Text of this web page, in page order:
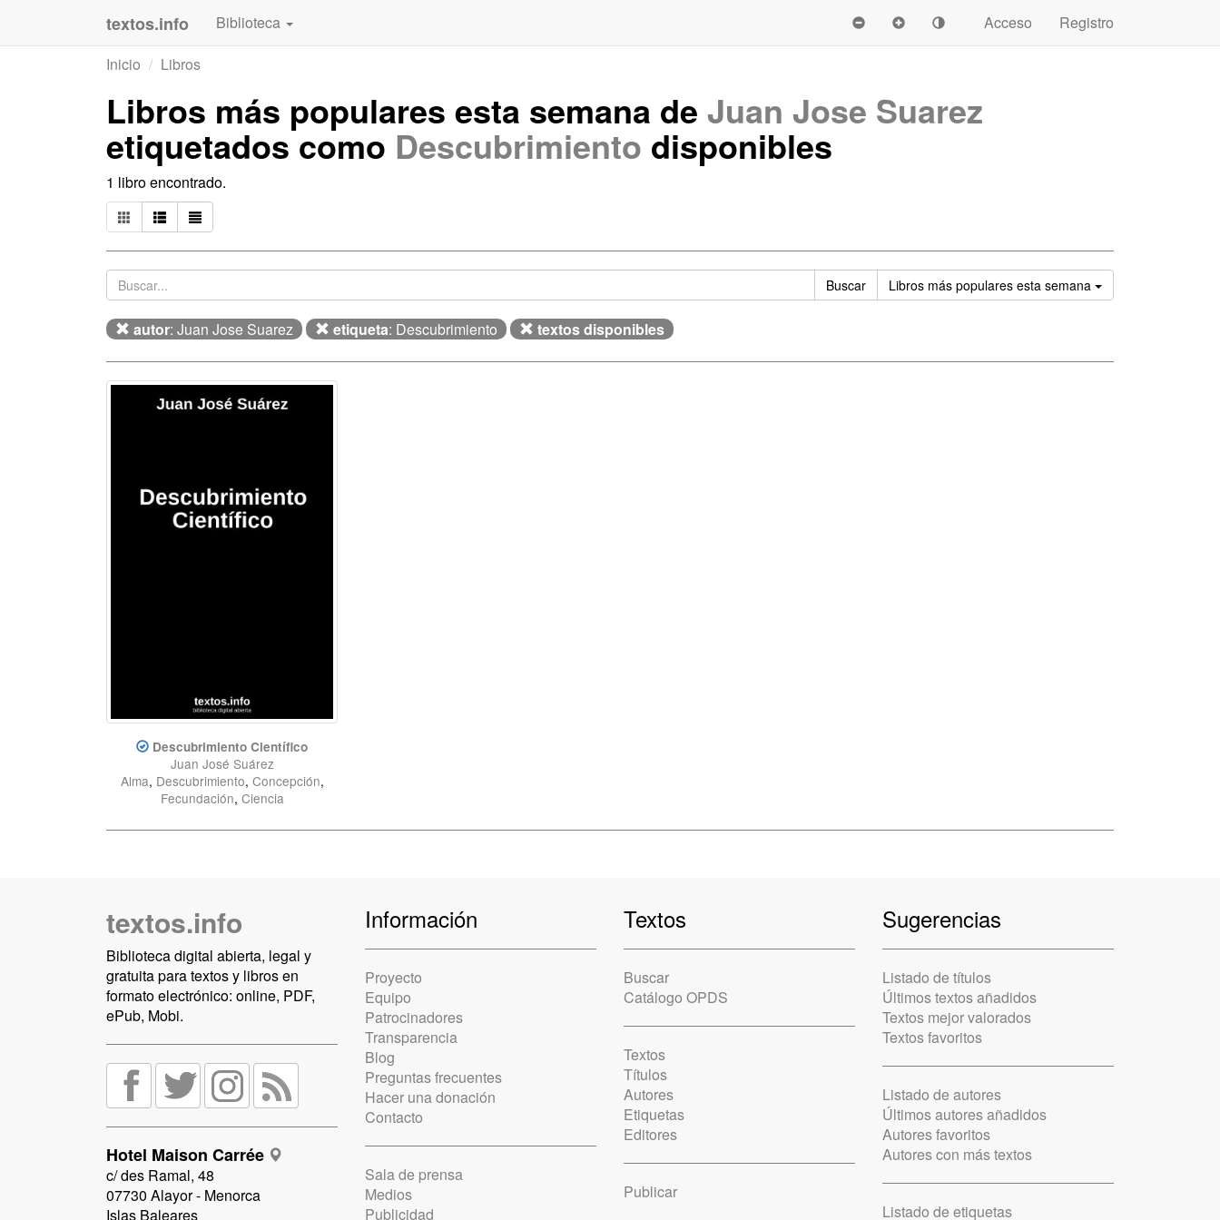
textos.info Biblioteca Acceso
Registro
Inicio
Libros
Libros más populares esta semana de Juan Jose Suarez
etiquetados como Descubrimiento disponibles
1 libro encontrado.
Buscar Libros más populares esta semana Ordenar
autor: Juan Jose Suarez etiqueta: Descubrimiento textos disponibles
Descubrimiento Científico
Juan José Suárez
Alma, Descubrimiento, Concepción,
Fecundación, Ciencia
textos.info
Biblioteca digital abierta, legal y
gratuita para textos y libros en
formato electrónico: online, PDF,
ePub, Mobi.
Hotel Maison Carrée
c/ des Ramal, 48
07730 Alayor - Menorca
Islas Baleares
Información
Proyecto
Equipo
Patrocinadores
Transparencia
Blog
Preguntas frecuentes
Hacer una donación
Contacto
Sala de prensa
Medios
Publicidad
Textos
Buscar
Catálogo OPDS
Textos
Títulos
Autores
Etiquetas
Editores
Publicar
Sugerencias
Listado de títulos
Últimos textos añadidos
Textos mejor valorados
Textos favoritos
Listado de autores
Últimos autores añadidos
Autores favoritos
Autores con más textos
Listado de etiquetas